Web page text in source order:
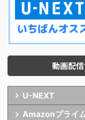
動画配
U-NEXT
Amazonプライ